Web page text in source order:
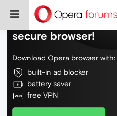
Do more on the
secure browser!
Download Opera browser with:
built-in ad blocker
battery saver
free VPN